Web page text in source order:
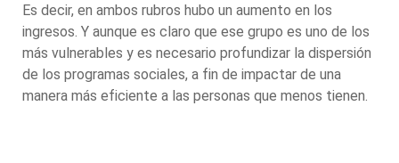
Es decir, en ambos rubros hubo un aumento en los
ingresos. Y aunque es claro que ese grupo es uno de los
más vulnerables y es necesario profundizar la dispersión
de los programas sociales, a fin de impactar de una
manera más eficiente a las personas que menos tienen.